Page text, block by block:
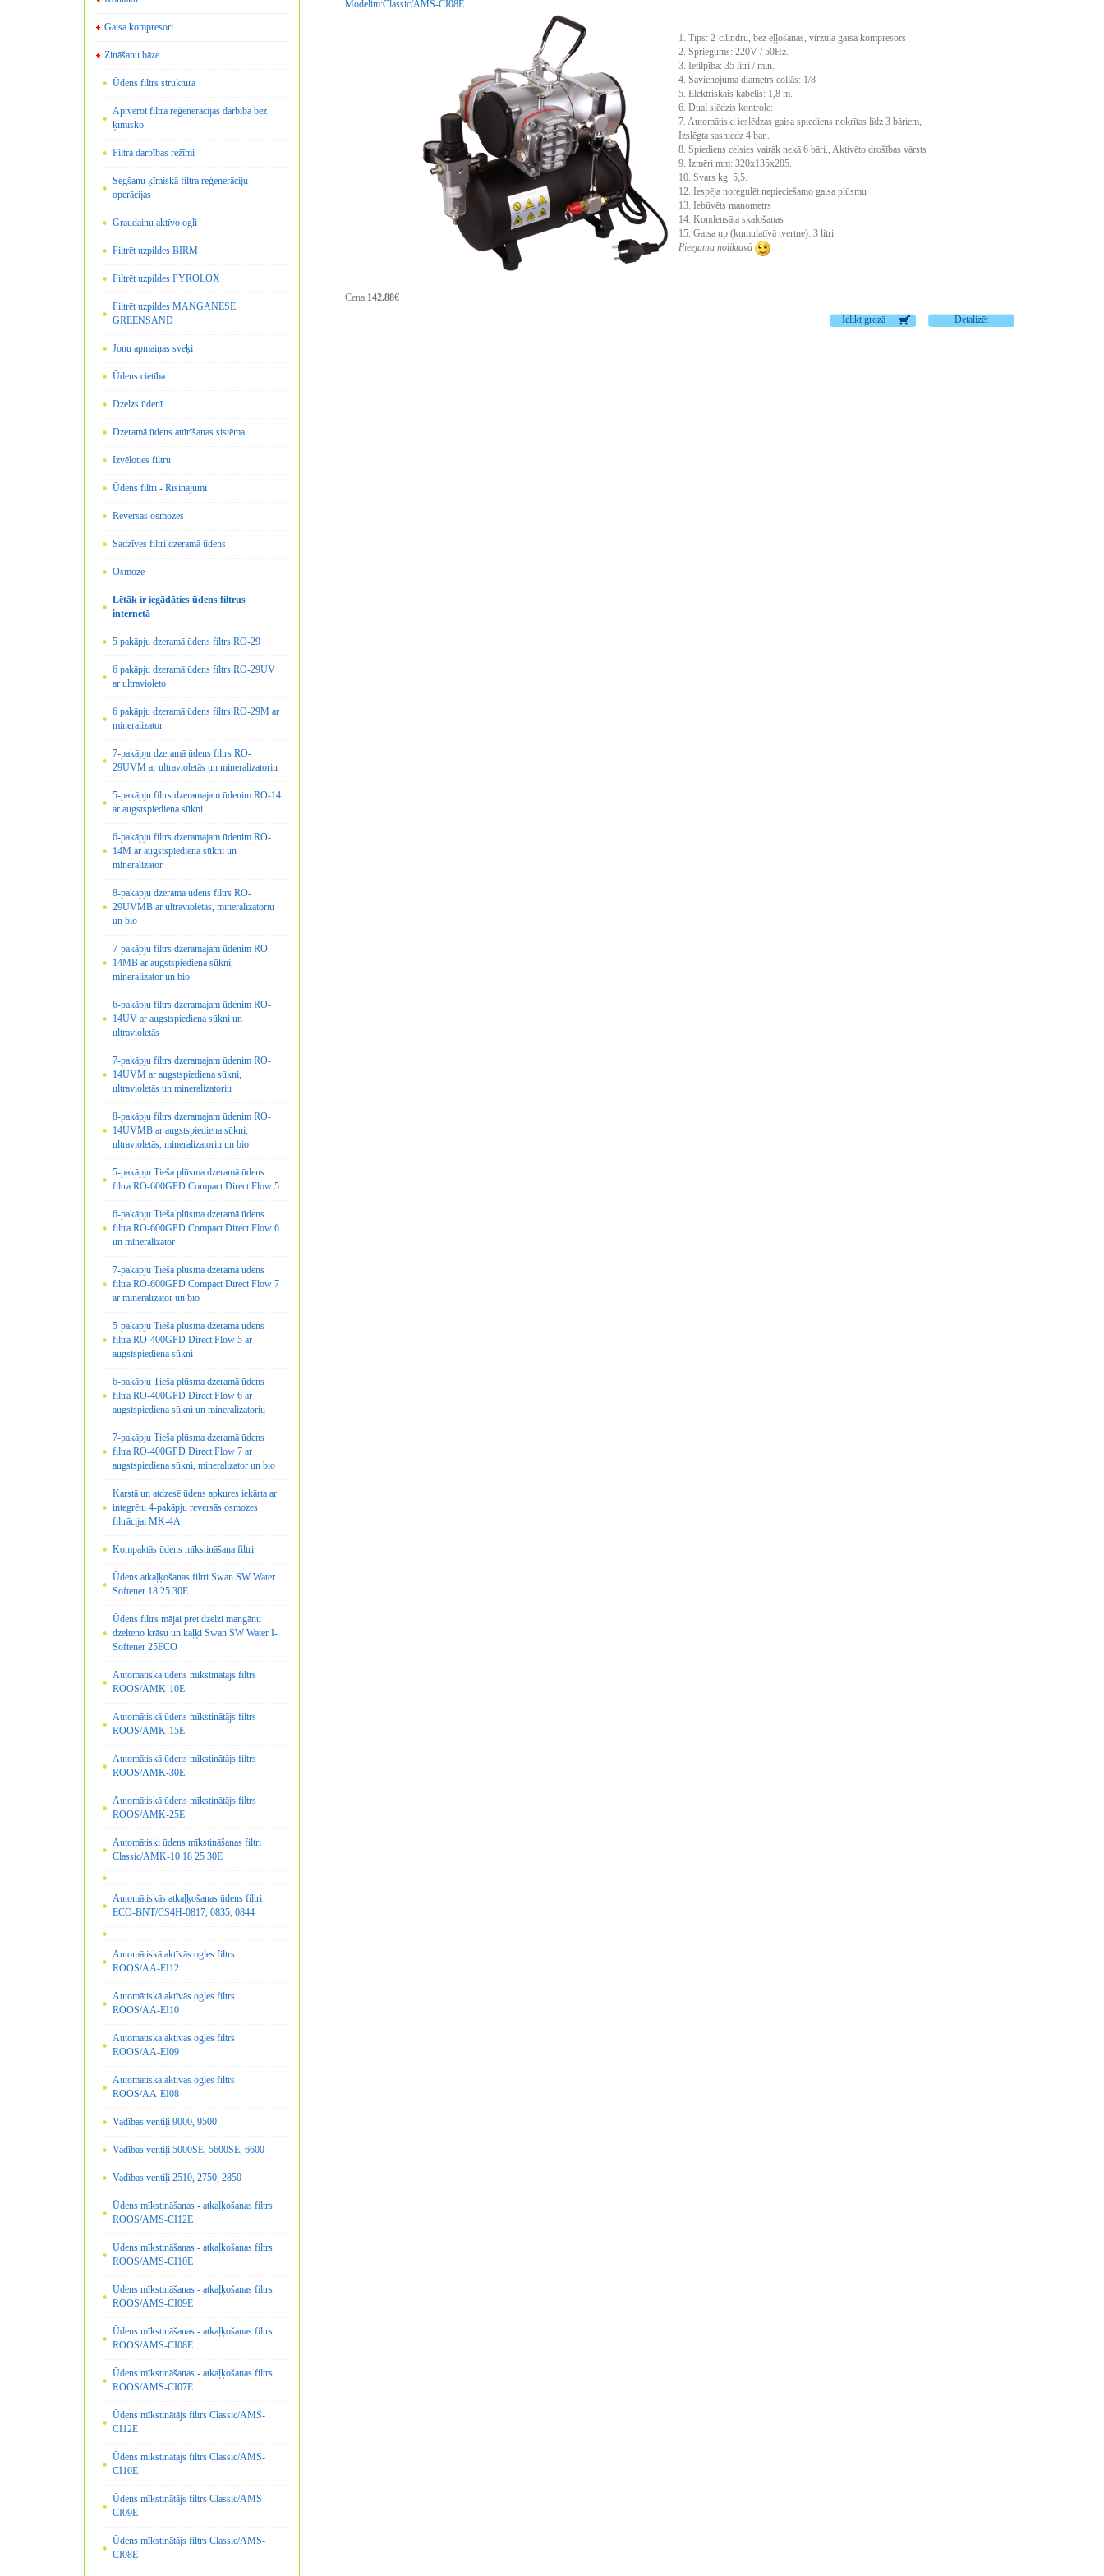
Gaisa kompresori
Zināšanu bāze
Ūdens filtrs struktūra
Aptverot filtra reģenerācijas darbība bez
ķīmisko
Filtra darbības režīmi
Segšanu ķīmiskā filtra reģenerāciju
operācijas
Graudainu aktīvo ogli
Filtrēt uzpildes BIRM
Filtrēt uzpildes PYROLOX
Filtrēt uzpildes MANGANESE
GREENSAND
Jonu apmaiņas sveķi
Ūdens cietība
Dzelzs ūdenī
Dzeramā ūdens attīrīšanas sistēma
Izvēloties filtru
Ūdens filtri - Risinājumi
Reversās osmozes
Sadzīves filtri dzeramā ūdens
Osmoze
Lētāk ir iegādāties ūdens filtrus
internetā
5 pakāpju dzeramā ūdens filtrs RO-29
6 pakāpju dzeramā ūdens filtrs RO-29UV
ar ultravioleto
6 pakāpju dzeramā ūdens filtrs RO-29M ar
mineralizator
7-pakāpju dzeramā ūdens filtrs RO-
29UVM ar ultravioletās un mineralizatoriu
5-pakāpju filtrs dzeramajam ūdenim RO-14
ar augstspiediena sūkni
6-pakāpju filtrs dzeramajam ūdenim RO-
14M ar augstspiediena sūkni un
mineralizator
8-pakāpju dzeramā ūdens filtrs RO-
29UVMB ar ultravioletās, mineralizatoriu
un bio
7-pakāpju filtrs dzeramajam ūdenim RO-
14MB ar augstspiediena sūkni,
mineralizator un bio
6-pakāpju filtrs dzeramajam ūdenim RO-
14UV ar augstspiediena sūkni un
ultravioletās
7-pakāpju filtrs dzeramajam ūdenim RO-
14UVM ar augstspiediena sūkni,
ultravioletās un mineralizatoriu
8-pakāpju filtrs dzeramajam ūdenim RO-
14UVMB ar augstspiediena sūkni,
ultravioletās, mineralizatoriu un bio
5-pakāpju Tieša plūsma dzeramā ūdens
filtra RO-600GPD Compact Direct Flow 5
6-pakāpju Tieša plūsma dzeramā ūdens
filtra RO-600GPD Compact Direct Flow 6
un mineralizator
7-pakāpju Tieša plūsma dzeramā ūdens
filtra RO-600GPD Compact Direct Flow 7
ar mineralizator un bio
5-pakāpju Tieša plūsma dzeramā ūdens
filtra RO-400GPD Direct Flow 5 ar
augstspiediena sūkni
6-pakāpju Tieša plūsma dzeramā ūdens
filtra RO-400GPD Direct Flow 6 ar
augstspiediena sūkni un mineralizatoriu
7-pakāpju Tieša plūsma dzeramā ūdens
filtra RO-400GPD Direct Flow 7 ar
augstspiediena sūkni, mineralizator un bio
Karstā un atdzesē ūdens apkures iekārta ar
integrētu 4-pakāpju reversās osmozes
filtrācijai MK-4A
Kompaktās ūdens mīkstināšana filtri
Ūdens atkaļķošanas filtri Swan SW Water
Softener 18 25 30E
Ūdens filtrs mājai pret dzelzi mangānu
dzelteno krāsu un kaļķi Swan SW Water I-
Softener 25ECO
Automātiskā ūdens mīkstinātājs filtrs
ROOS/AMK-10E
Automātiskā ūdens mīkstinātājs filtrs
ROOS/AMK-15E
Automātiskā ūdens mīkstinātājs filtrs
ROOS/AMK-30E
Automātiskā ūdens mīkstinātājs filtrs
ROOS/AMK-25E
Automātiski ūdens mīkstināšanas filtri
Classic/AMK-10 18 25 30E
Automātiskās atkaļķošanas ūdens filtri
ECO-BNT/CS4H-0817, 0835, 0844
Automātiskā aktīvās ogles filtrs
ROOS/AA-EI12
Automātiskā aktīvās ogles filtrs
ROOS/AA-EI10
Automātiskā aktīvās ogles filtrs
ROOS/AA-EI09
Automātiskā aktīvās ogles filtrs
ROOS/AA-EI08
Vadības ventiļi 9000, 9500
Vadības ventiļi 5000SE, 5600SE, 6600
Vadības ventiļi 2510, 2750, 2850
Ūdens mīkstināšanas - atkaļķošanas filtrs
ROOS/AMS-CI12E
Ūdens mīkstināšanas - atkaļķošanas filtrs
ROOS/AMS-CI10E
Ūdens mīkstināšanas - atkaļķošanas filtrs
ROOS/AMS-CI09E
Ūdens mīkstināšanas - atkaļķošanas filtrs
ROOS/AMS-CI08E
Ūdens mīkstināšanas - atkaļķošanas filtrs
ROOS/AMS-CI07E
Ūdens mīkstinātājs filtrs Classic/AMS-
CI12E
Ūdens mīkstinātājs filtrs Classic/AMS-
CI10E
Ūdens mīkstinātājs filtrs Classic/AMS-
CI09E
Ūdens mīkstinātājs filtrs Classic/AMS-
CI08E
Modelim:Classic/AMS-CI08E
1. Tips: 2-cilindru, bez eļļošanas, virzuļa gaisa kompresors
2. Spriegums: 220V / 50Hz.
3. Ietilpība: 35 litri / min.
4. Savienojuma diametrs collās: 1/8
5. Elektriskais kabelis: 1,8 m.
6. Dual slēdzis kontrole:
7. Automātiski ieslēdzas gaisa spiediens nokrītas līdz 3 bāriem,
Izslēgta sasniedz 4 bar..
8. Spiediens celsies vairāk nekā 6 bāri., Aktivēto drošības vārsts
9. Izmēri mm: 320x135x205.
10. Svars kg: 5,5.
12. Iespēja noregulēt nepieciešamo gaisa plūsmu
13. Iebūvēts manometrs
14. Kondensāta skalošanas
15. Gaisa up (kumulatīvā tvertne): 3 litri.
Pieejama noliktavā
Cena:142.88€
Detalizēt
Ielikt grozā